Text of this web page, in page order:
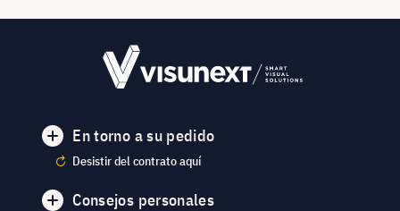
En torno a su pedido
Desistir del contrato aquí
Consejos personales